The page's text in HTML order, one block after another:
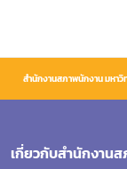
สำนักงานสภาพนักงาน มหา
เกี่ยวกับสำนักงาน